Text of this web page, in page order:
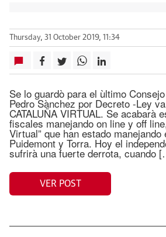
Thursday, 31 October 2019, 11:34
Se lo guardò para el ùltimo
Pedro Sànchez por Decreto -Ley
CATALUÑA VIRTUAL. Se acabarà
fiscales manejando on line y off
Virtual” que han estado manejando
Puidemont y Torra. Hoy el
sufrirà una fuerte derrota, cuando
VER POST